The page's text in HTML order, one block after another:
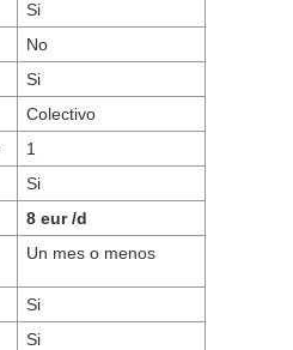
Si
No
Si
Colectivo
1
Si
8 eur /d
Un mes o menos
Si
Si